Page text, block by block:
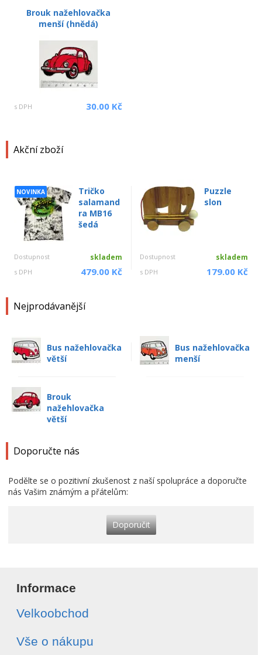
Akční zboží
NOVINKA
Tričko
salamand
ra MB16
šedá
Dostupnost skladem
s DPH 479.00 Kč
Puzzle
slon
Dostupnost skladem
s DPH 179.00 Kč
Nejprodávanější
Bus nažehlovačka
větší
Bus nažehlovačka
menší
Brouk
nažehlovačka
větší
Doporučte nás
Podělte se o pozitivní zkušenost z naší spolupráce a doporučte
nás Vašim známým a přátelům:
Doporučit
Brouk nažehlovačka
menší (hnědá)
s DPH 30.00 Kč
Informace
Velkoobchod
Vše o nákupu